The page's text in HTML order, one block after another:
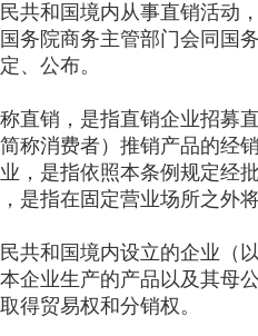
和国境内从事直销活动，
院商务主管部门会同国
、公布。
，是指直销企业招募直
称消费者）推销产品的经
是指依照本条例规定经批
指在固定营业场所之外将
国境内设立的企业（以
企业生产的产品以及其母
贸易权和分销权。